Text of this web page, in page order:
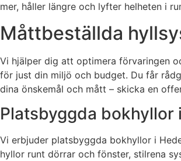
mer, håller längre och lyfter helheten i
Måttbeställda
Vi hjälper dig att optimera förvaringen
för just din miljö och budget. Du får
dina önskemål och mått – skicka en
Platsbyggda bokhyllor
Vi erbjuder platsbyggda bokhyllor i
hyllor runt dörrar och fönster, stilrena